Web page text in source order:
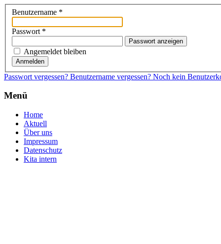
Benutzername *
Passwort *
Passwort anzeigen
Angemeldet bleiben
Anmelden
Passwort vergessen? Benutzername vergessen? Noch kein
Menü
Home
Aktuell
Über uns
Impressum
Datenschutz
Kita intern